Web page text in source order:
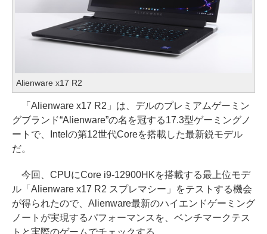
Alienware x17 R2
「Alienware x17 R2」は、デルのプレミアムゲーミン
グブランド“Alienware”の名を冠する17.3型ゲーミングノ
ートで、Intelの第12世代Coreを搭載した最新鋭モデル
だ。
今回、CPUにCore i9-12900HKを搭載する最上位モデ
ル「Alienware x17 R2 スプレマシー」をテストする機会
が得られたので、Alienware最新のハイエンドゲーミング
ノートが実現するパフォーマンスを、ベンチマークテス